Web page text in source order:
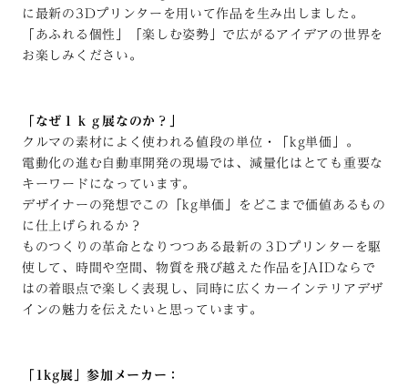
に最新の3Dプリンターを用いて作品を生み出しました。
「あふれる個性」「楽しむ姿勢」で広がるアイデアの世界を
お楽しみください。
「なぜ１ｋｇ展なのか？」
クルマの素材によく使われる値段の単位・「kg単価」。
電動化の進む自動車開発の現場では、減量化はとても重要な
キーワードになっています。
デザイナーの発想でこの「kg単価」をどこまで価値あるもの
に仕上げられるか？
ものつくりの革命となりつつある最新の３Dプリンターを駆
使して、時間や空間、物質を飛び越えた作品をJAIDならで
はの着眼点で楽しく表現し、同時に広くカーインテリアデザ
インの魅力を伝えたいと思っています。
「1kg展」参加メーカー：